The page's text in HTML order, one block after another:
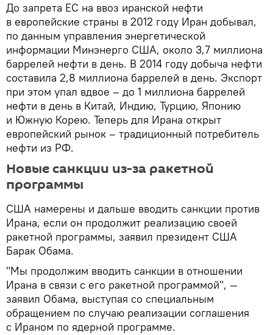
До запрета ЕС на ввоз иранской нефти
в европейские страны в 2012 году Иран добывал,
по данным управления энергетической
информации Минэнерго США, около 3,7 миллиона
баррелей нефти в день. В 2014 году добыча нефти
составила 2,8 миллиона баррелей в день. Экспорт
при этом упал вдвое – до 1 миллиона баррелей
нефти в день в Китай, Индию, Турцию, Японию
и Южную Корею. Теперь для Ирана открыт
европейский рынок – традиционный потребитель
нефти из РФ.
Новые санкции из-за ракетной
программы
США намерены и дальше вводить санкции против
Ирана, если он продолжит реализацию своей
ракетной программы, заявил президент США
Барак Обама.
"Мы продолжим вводить санкции в отношении
Ирана в связи с его ракетной программой", —
заявил Обама, выступая со специальным
обращением по случаю реализации соглашения
с Ираном по ядерной программе.